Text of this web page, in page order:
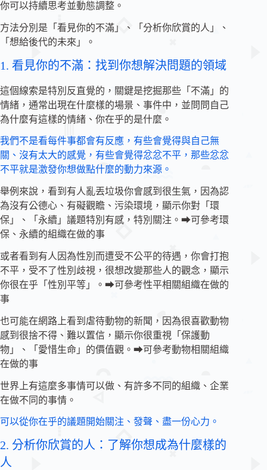
你可以持續思考並動態調整。
方法分別是「看見你的不滿」、「分析你欣賞的人」、
「想給後代的未來」。
1. 看見你的不滿：找到你想解決問題的領域
這個線索是特別反直覺的，關鍵是挖掘那些「不滿」的
情緒，通常出現在什麼樣的場景、事件中，並問問自己
為什麼有這樣的情緒、你在乎的是什麼。
我們不是看每件事都會有反應，有些會覺得與自己無
關、沒有太大的感覺，有些會覺得忿忿不平，那些忿忿
不平就是激發你想做點什麼的動力來源。
舉例來說，看到有人亂丟垃圾你會感到很生氣，因為認
為沒有公德心、有礙觀瞻、污染環境，顯示你對「環
保」、「永續」議題特別有感，特別關注。⮕可參考環
保、永續的組織在做的事
或者看到有人因為性別而遭受不公平的待遇，你會打抱
不平，受不了性別歧視，很想改變那些人的觀念，顯示
你很在乎「性別平等」。⮕可參考性平相關組織在做的
事
也可能在網路上看到虐待動物的新聞，因為很喜歡動物
感到很捨不得、難以置信，顯示你很重視「保護動
物」、「愛惜生命」的價值觀。⮕可參考動物相關組織
在做的事
世界上有這麼多事情可以做、有許多不同的組織、企業
在做不同的事情。
可以從你在乎的議題開始關注、發聲、盡一份心力。
2. 分析你欣賞的人：了解你想成為什麼樣的
人